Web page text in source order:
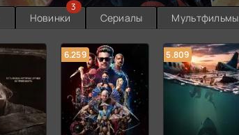
Новинки
3
Сериалы Мультфильмы
6.259 5.809